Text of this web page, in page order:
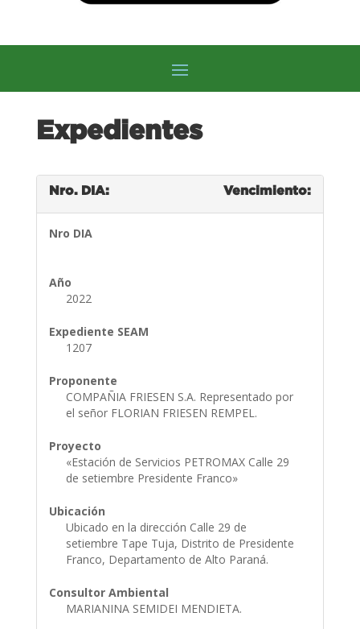
Expedientes
Nro. DIA: Vencimiento:
Nro DIA
Año
2022
Expediente SEAM
1207
Proponente
COMPAÑIA FRIESEN S.A. Representado por
el señor FLORIAN FRIESEN REMPEL.
Proyecto
«Estación de Servicios PETROMAX Calle 29
de setiembre Presidente Franco»
Ubicación
Ubicado en la dirección Calle 29 de
setiembre Tape Tuja, Distrito de Presidente
Franco, Departamento de Alto Paraná.
Consultor Ambiental
MARIANINA SEMIDEI MENDIETA.